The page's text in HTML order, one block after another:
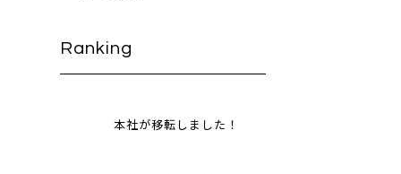
Ranking
本社が移転しました！